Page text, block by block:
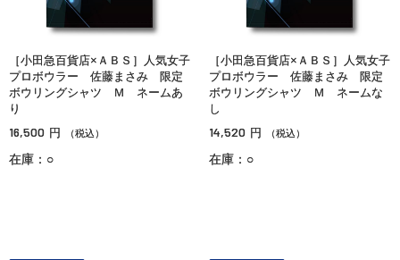
［小田急百貨店×ＡＢＳ］人気女子
プロボウラー 佐藤まさみ 限定
ボウリングシャツ Ｍ ネームあ
り
16,500 円 （税込）
在庫：○
［小田急百貨店×ＡＢＳ］人気女子
プロボウラー 佐藤まさみ 限定
ボウリングシャツ Ｍ ネームな
し
14,520 円 （税込）
在庫：○